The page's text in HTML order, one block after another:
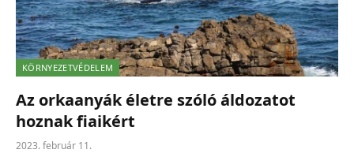
KÖRNYEZETVÉDELEM
Az orkaanyák életre szóló áldozatot
hoznak fiaikért
2023. február 11.